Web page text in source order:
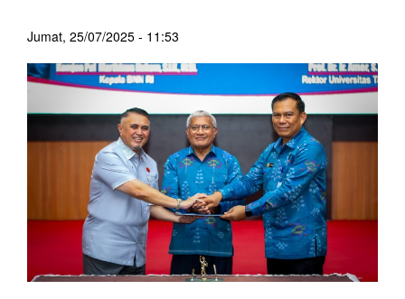
Jumat, 25/07/2025 - 11:53